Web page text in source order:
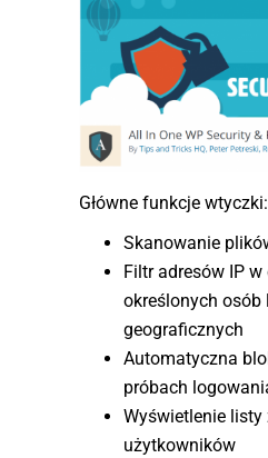
Główne funkcje wtyczki:
Skanowanie
Filtr adresów IP
określonych
geograficznych
Automatyczna
próbach
Wyświetlenie
użytkowników